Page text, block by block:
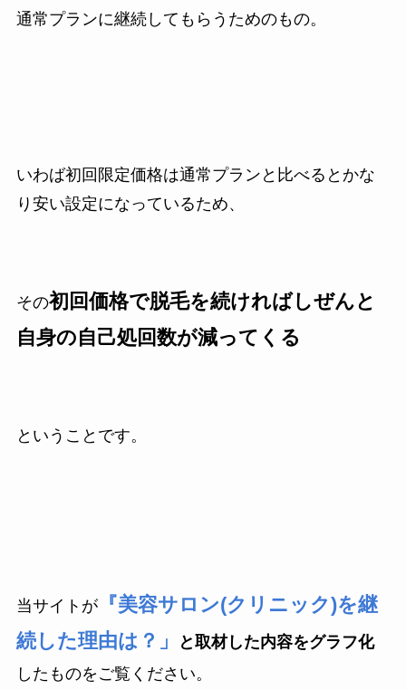
通常プランに継続してもらうためのもの。
いわば初回限定価格は通常プランと比べるとかな
り安い設定になっているため、
その初回価格で脱毛を続ければしぜんと
自身の自己処回数が減ってくる
ということです。
当サイトが『美容サロン(クリニック)を継
続した理由は？」
と取材した内容をグラフ化
したものをご覧ください。